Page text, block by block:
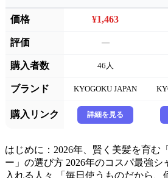
価格 ¥1,463
評価 —
購入者数 46人
ブランド KYOGOKU JAPAN
購入リンク 詳細を見る
はじめに：2026年、賢く美髪を育む
ー」の選び方 2026年のコスパ最強シ
入れる人々 「毎日使うものだから、